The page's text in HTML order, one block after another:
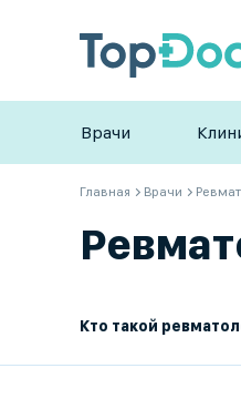
Врачи
Главная Врачи
Кто такой